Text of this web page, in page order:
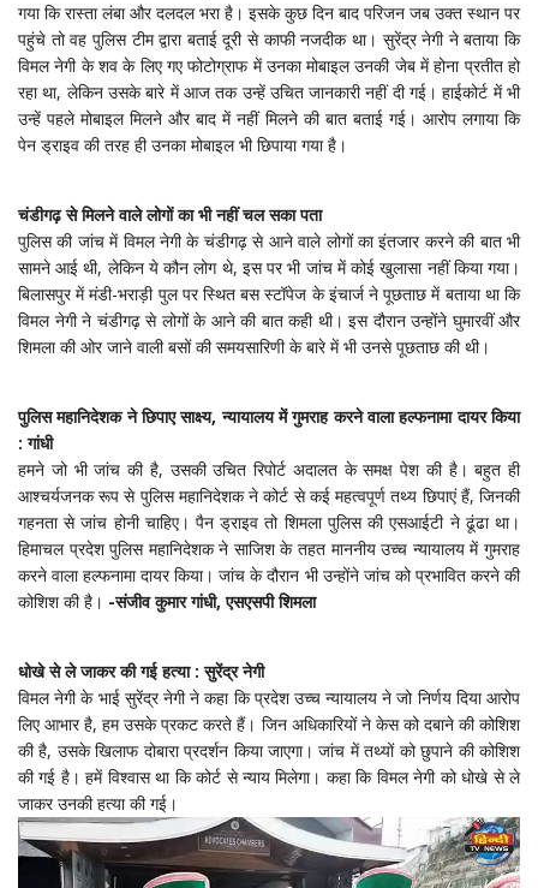
गया कि रास्ता लंबा और दलदल भरा है। इसके कुछ दिन बाद परिजन जब उक्त स्थान पर
पहुंचे तो वह पुलिस टीम द्वारा बताई दूरी से काफी नजदीक था। सुरेंद्र नेगी ने बताया कि
विमल नेगी के शव के लिए गए फोटोग्राफ में उनका मोबाइल उनकी जेब में होना प्रतीत हो
रहा था, लेकिन उसके बारे में आज तक उन्हें उचित जानकारी नहीं दी गई। हाईकोर्ट में भी
उन्हें पहले मोबाइल मिलने और बाद में नहीं मिलने की बात बताई गई। आरोप लगाया कि
पेन ड्राइव की तरह ही उनका मोबाइल भी छिपाया गया है।
चंडीगढ़ से मिलने वाले लोगों का भी नहीं चल सका पता
पुलिस की जांच में विमल नेगी के चंडीगढ़ से आने वाले लोगों का इंतजार करने की बात भी
सामने आई थी, लेकिन ये कौन लोग थे, इस पर भी जांच में कोई खुलासा नहीं किया गया।
बिलासपुर में मंडी-भराड़ी पुल पर स्थित बस स्टॉपेज के इंचार्ज ने पूछताछ में बताया था कि
विमल नेगी ने चंडीगढ़ से लोगों के आने की बात कही थी। इस दौरान उन्होंने घुमारवीं और
शिमला की ओर जाने वाली बसों की समयसारिणी के बारे में भी उनसे पूछताछ की थी।
पुलिस महानिदेशक ने छिपाए साक्ष्य, न्यायालय में गुमराह करने वाला हल्फनामा दायर किया
: गांधी
हमने जो भी जांच की है, उसकी उचित रिपोर्ट अदालत के समक्ष पेश की है। बहुत ही
आश्चर्यजनक रूप से पुलिस महानिदेशक ने कोर्ट से कई महत्वपूर्ण तथ्य छिपाएं हैं, जिनकी
गहनता से जांच होनी चाहिए। पैन ड्राइव तो शिमला पुलिस की एसआईटी ने ढूंढा था।
हिमाचल प्रदेश पुलिस महानिदेशक ने साजिश के तहत माननीय उच्च न्यायालय में गुमराह
करने वाला हल्फनामा दायर किया। जांच के दौरान भी उन्होंने जांच को प्रभावित करने की
कोशिश की है। -संजीव कुमार गांधी, एसएसपी शिमला
धोखे से ले जाकर की गई हत्या : सुरेंद्र नेगी
विमल नेगी के भाई सुरेंद्र नेगी ने कहा कि प्रदेश उच्च न्यायालय ने जो निर्णय दिया आरोप
लिए आभार है, हम उसके प्रकट करते हैं। जिन अधिकारियों ने केस को दबाने की कोशिश
की है, उसके खिलाफ दोबारा प्रदर्शन किया जाएगा। जांच में तथ्यों को छुपाने की कोशिश
की गई है। हमें विश्वास था कि कोर्ट से न्याय मिलेगा। कहा कि विमल नेगी को धोखे से ले
जाकर उनकी हत्या की गई।
Video
Player